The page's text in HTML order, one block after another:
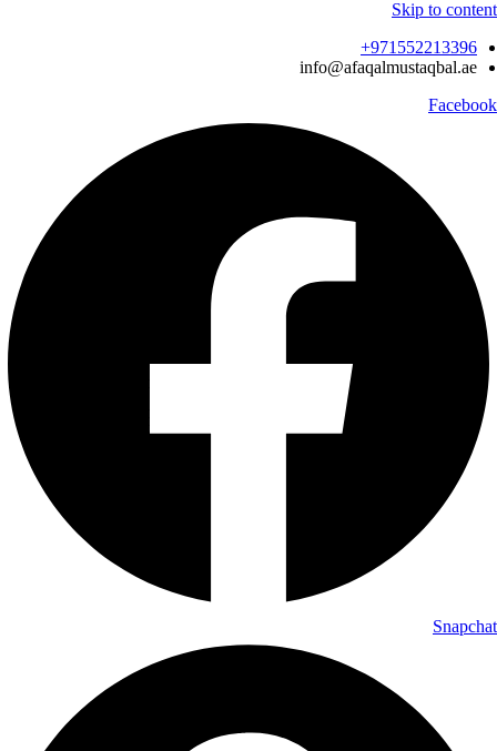
Skip to content
971552213396‬+
info@afaqalmustaqbal.ae
Facebook
Snapchat